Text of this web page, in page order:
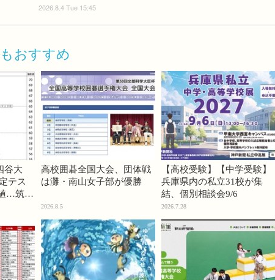
2026.8.4 Tue 15:45
おすすめ
谷大
テス
…筑駒
高校囲碁全国大会、団体戦
は灘・南山女子部が優勝
2026.8.5
【高校受験】【中学受験】
兵庫県内の私立31校が集
結、個別相談会9/6
2026.7.28